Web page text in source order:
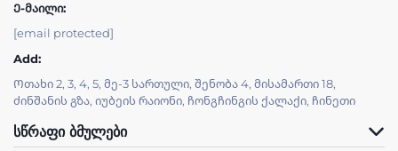
Ე-მაილი:
[email protected]
Add:
Ოთახი 2, 3, 4, 5, მე-3 სართული, შენობა 4, მისამართი 18,
ძინშანის გზა, იუბეის რაიონი, ჩონგჩინგის ქალაქი, ჩინეთი
ᲡᲬᲠᲐᲤᲘ ᲑᲛᲣᲚᲔᲑᲘ